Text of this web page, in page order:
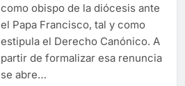
como obispo de la diócesis ante
el Papa Francisco, tal y como
estipula el Derecho Canónico. A
partir de formalizar esa renuncia
se abre…